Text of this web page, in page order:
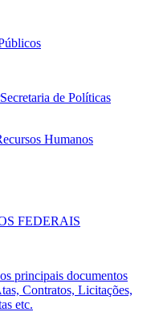
Secretaria de Políticas
Humanos
FEDERAIS
principais documentos
Contratos, Licitações,
etc.